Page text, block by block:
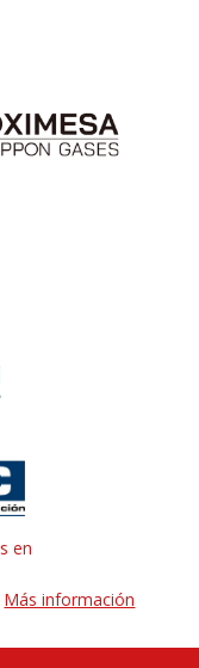
Más información